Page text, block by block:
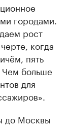
городами.
рост
когда
пять
больше
для
до Москвы